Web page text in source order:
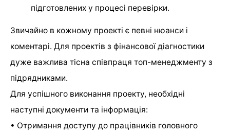
підготовлених у процесі перевірки.
Звичайно в кожному проекті є певні нюанси і
коментарі. Для проектів з фінансової діагностики
дуже важлива тісна співпраця топ-менеджменту з
підрядниками.
Для успішного виконання проекту, необхідні
наступні документи та інформація:
• Отримання доступу до працівників головного